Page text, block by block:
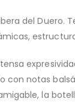
del Duero.
con notas
la